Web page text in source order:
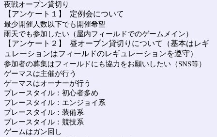
夜戦オープン貸切り
【アンケート１】 定例会について
最少開催人数以下でも開催希望
雨天でも参加したい（屋内フィールドでのゲームメイン）
【アンケート２】 昼オープン貸切りについて（基本はレギ
ュレーションはフィールドのレギュレーションを遵守）
参加者の募集はフィールドにも協力をお願いしたい（SNS等）
ゲーマスは主催が行う
ゲーマスはオーナーが行う
プレースタイル：初心者多め
プレースタイル：エンジョイ系
プレースタイル：装備系
プレースタイル：競技系
ゲームはガン回し